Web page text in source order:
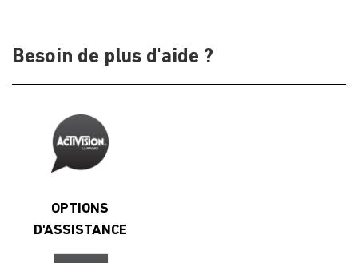
Besoin de plus d'aide ?
OPTIONS
D'ASSISTANCE